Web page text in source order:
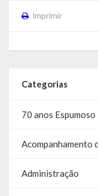
Imprimir
Categorias
70 anos Espumoso
Acompanhamento
Administração